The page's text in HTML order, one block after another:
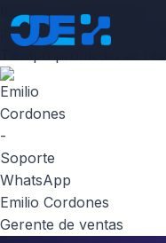
Inicie la conversación
¡Hola! Escribenos por
Emilio Cordones
Gerente de ventas